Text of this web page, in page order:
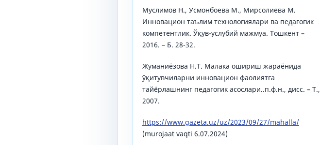
Муслимов Н., Усмонбоева М., Мирсолиева М.
Инновацион таълим технологиялари ва педагогик
компетентлик. Ўқув-услубий мажмуа. Тошкент –
2016. – Б. 28-32.
Жуманиёзова Н.Т. Малака ошириш жараёнида
ўқитувчиларни инновацион фаолиятга
тайёрлашнинг педагогик асослари..п.ф.н., дисс. – Т.,
2007.
https://www.gazeta.uz/uz/2023/09/27/mahalla/
(murojaat vaqti 6.07.2024)